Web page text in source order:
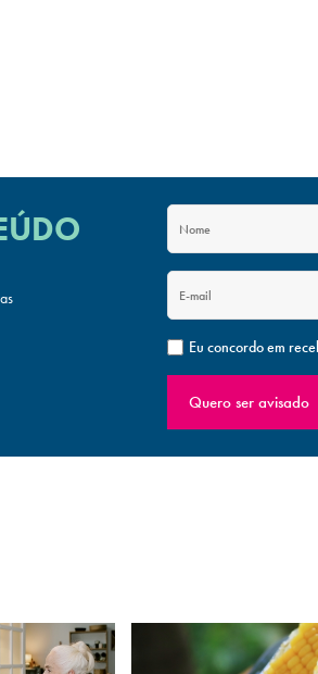
Eu concordo em
Quero ser avisado